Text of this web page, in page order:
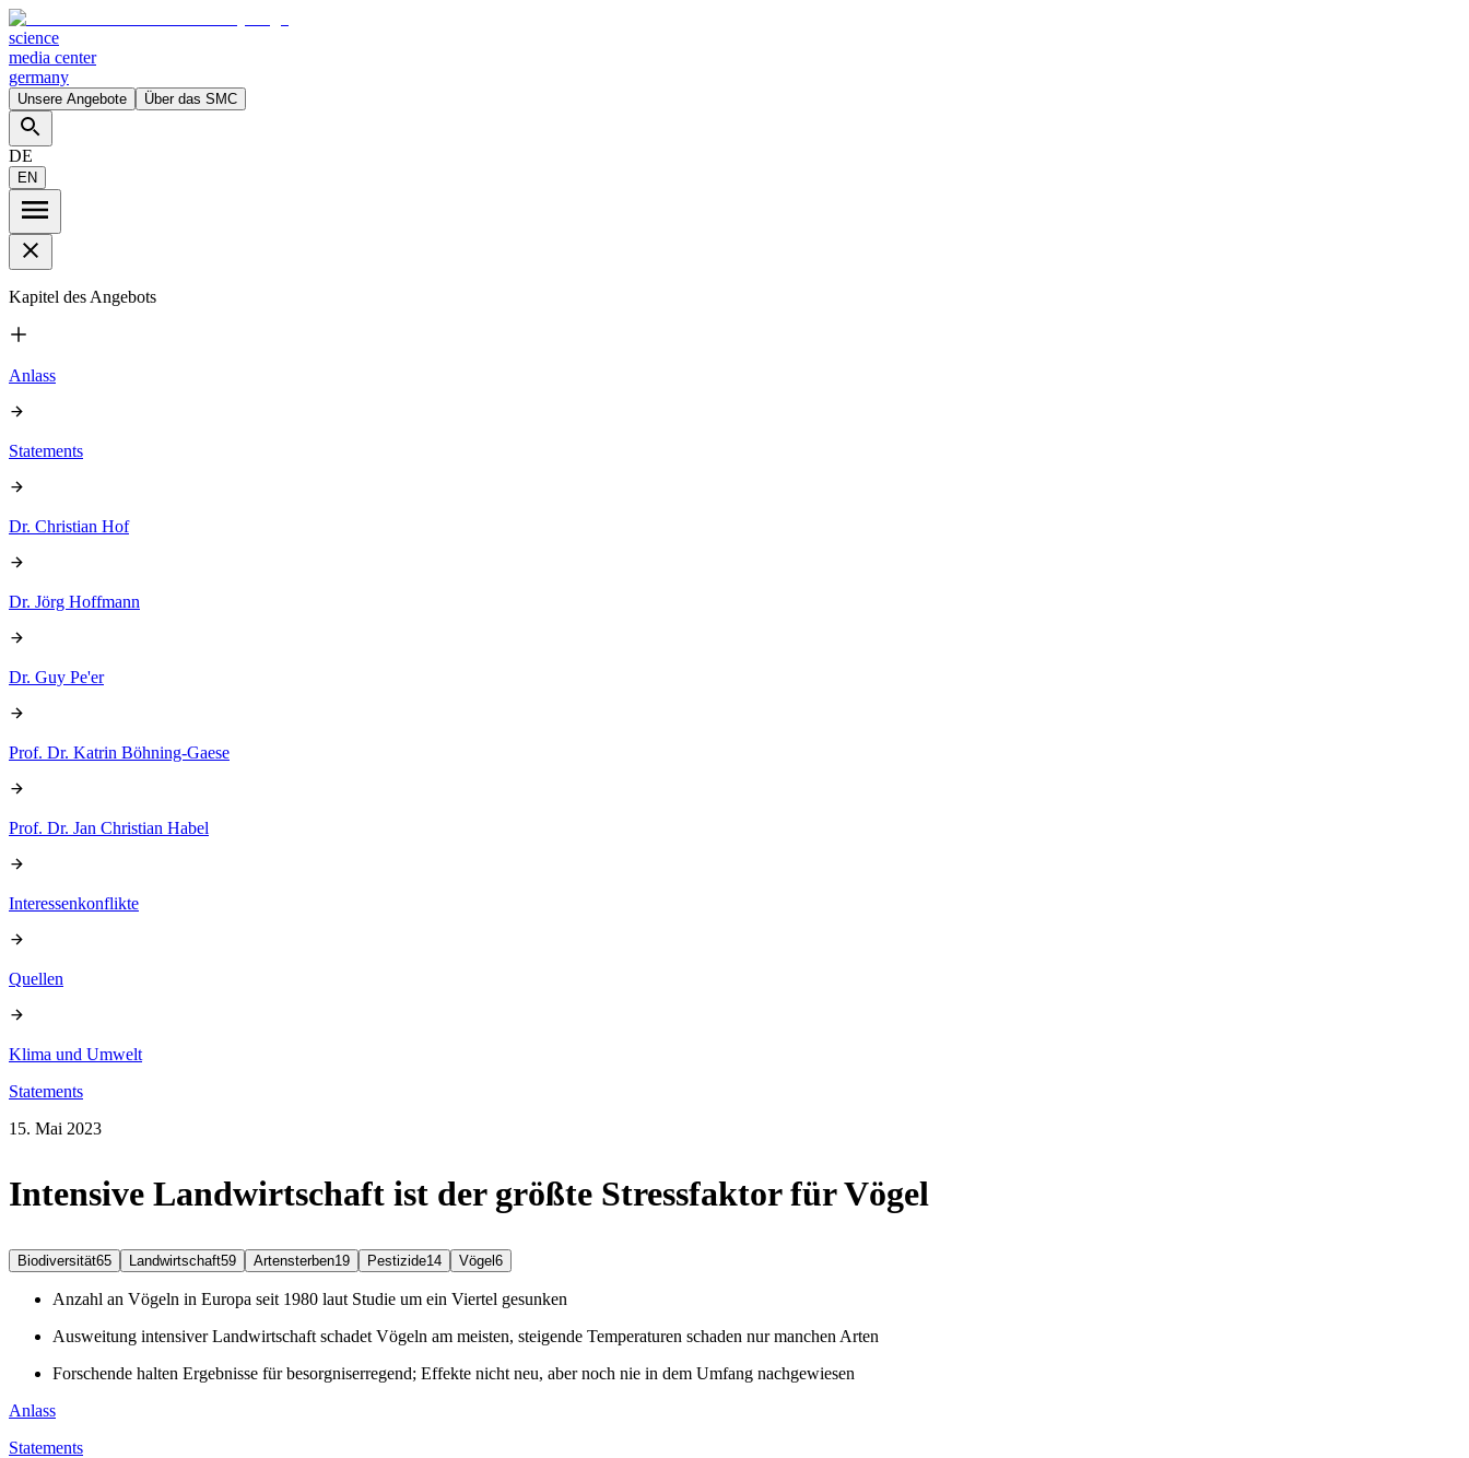
science
media center
germany
Unsere Angebote Über das SMC
DE
EN
Kapitel des Angebots
Anlass
Statements
Dr. Christian Hof
Dr. Jörg Hoffmann
Dr. Guy Pe'er
Prof. Dr. Katrin Böhning-Gaese
Prof. Dr. Jan Christian Habel
Interessenkonflikte
Quellen
Klima und Umwelt
Statements
15. Mai 2023
Intensive Landwirtschaft ist der größte Stressfaktor für Vögel
Biodiversität65 Landwirtschaft59 Artensterben19 Pestizide14 Vögel 6
Anzahl an Vögeln in Europa seit 1980 laut Studie um ein Viertel gesunken
Ausweitung intensiver Landwirtschaft schadet Vögeln am meisten, steigende Temperaturen schaden nur manchen Arten
Forschende halten Ergebnisse für besorgniserregend; Effekte nicht neu, aber noch nie in dem Umfang nachgewiesen
Anlass
Statements